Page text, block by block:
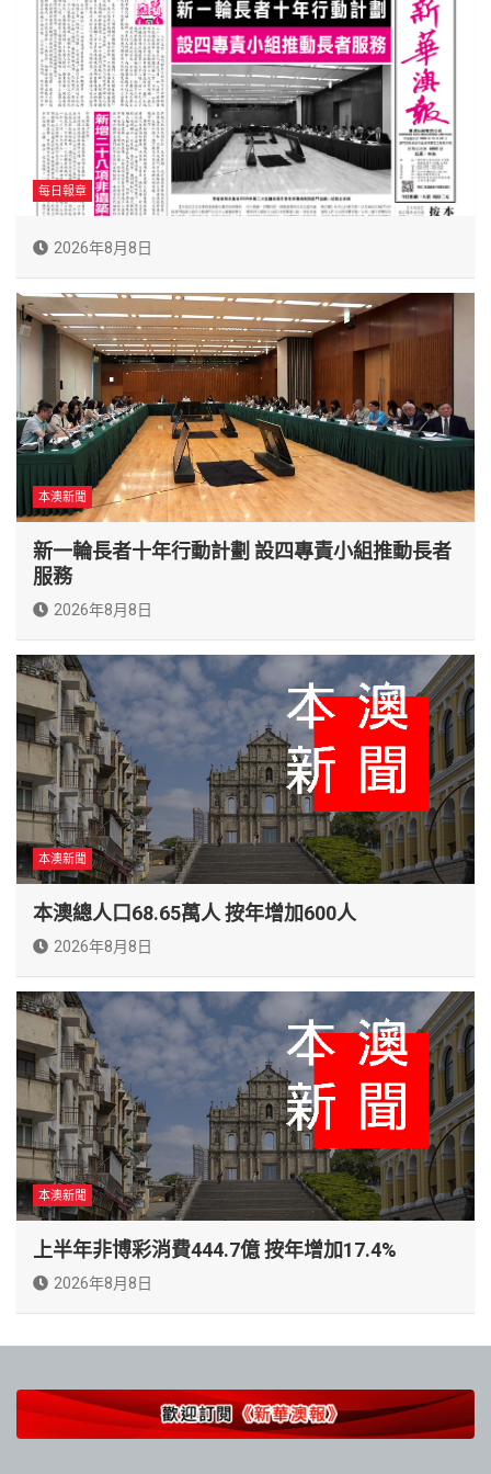
每日報章
2026年8月8日
本澳新聞
新一輪長者十年行動計劃 設四專責小組推動長者
服務
2026年8月8日
本澳新聞
本澳總人口68.65萬人 按年增加600人
2026年8月8日
本澳新聞
上半年非博彩消費444.7億 按年增加17.4%
2026年8月8日